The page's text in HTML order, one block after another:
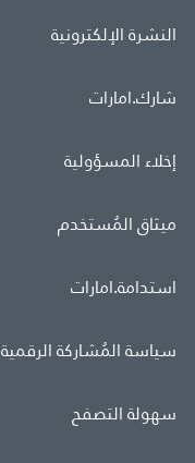
النشرة الإلكترونية
شارك.امارات
إخلاء المسؤولية
ميثاق المُستخدم
استدامة.امارات
سياسة المُشاركة الرقمية
سهولة التصفح